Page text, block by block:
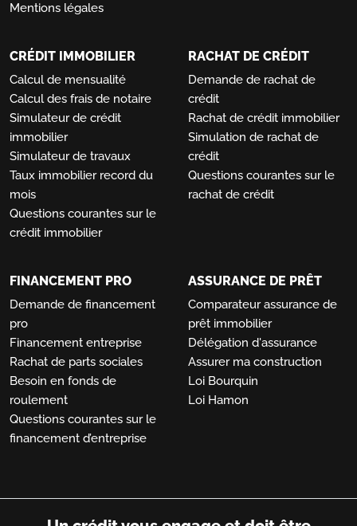
Mentions légales
CRÉDIT IMMOBILIER
Calcul de mensualité
Calcul des frais de notaire
Simulateur de crédit
immobilier
Simulateur de travaux
Taux immobilier record du
mois
Questions courantes sur le
crédit immobilier
RACHAT DE CRÉDIT
Demande de rachat de
crédit
Rachat de crédit immobilier
Simulation de rachat de
crédit
Questions courantes sur le
rachat de crédit
FINANCEMENT PRO
Demande de financement
pro
Financement entreprise
Rachat de parts sociales
Besoin en fonds de
roulement
Questions courantes sur le
financement d’entreprise
ASSURANCE DE PRÊT
Comparateur assurance de
prêt immobilier
Délégation d'assurance
Assurer ma construction
Loi Bourquin
Loi Hamon